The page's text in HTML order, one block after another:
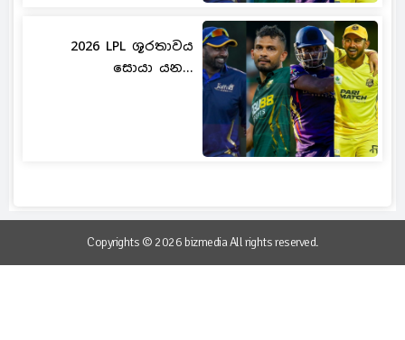
2026 LPL ශූරතාවය
සොයා යන...
Copyrights © 2026 bizmedia All rights reserved.